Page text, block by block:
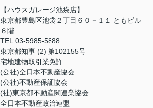
【ハウスガレージ池袋店】
東京都豊島区池袋２丁目６０－１１ ともビル
６階
TEL:03-5985-5888
東京都知事 (2) 第102155号
宅地建物取引業免許
(公社)全日本不動産協会
(公社)不動産保証協会
(社)東京都不動産関連業協会
全日本不動産政治連盟